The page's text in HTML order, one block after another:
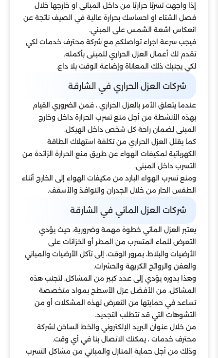
إذا واجهت تسربًا حراريًا من داخل المباني او خارجها خلال
فصل الشتاء او احساسك بحرارة عالية في الصيف ناتجة عن
انعكاس اشعة الشمس على المبني.
فيجب سرعة اجراء تواصلكم مع شركة محترف خدمات لكي
تقدم لك أعمال العزل الحراري للمبنى بأكمله.
لكي يجنبك ذلك المعاناة وإضاعة الوقت بلا داع.
شركات العزل الحراري في الشارقة
عندما يتعلق الأمر بالعزل الحراري ، فمن الضروري القيام
بهذه الأنشطة من أجل منع تسرب الحرارة داخل وخارج
المبنى لضمان راحة كل شخص داخل الهيكل.
كما يقلل العزل الحراري من تكلفة استهلاك الطاقة
الكهربائية لمكيفات الهواء عن طريق منع الحرارة الزائدة من
التسرب داخل المبنى.
ومنع تسرب الهواء البارد من مكيفات الهواء إلى الخارج أثناء
الطقس الحار من خلال الجدران والنوافذ والأسقف.
شركات العزل المائي في الشارقة
يعتبر العزل المائي خطوة مهمة وضرورية، حيث يؤدي
التعرض للماء المتسرب من المطر أو الخزانات على
الأرضيات والبلاط، بمرور الوقت، إلى تآكل الأرضيات والمباني
والعفن والروائح الكريهة والحشرات.
وهذا بدوره يؤدي إلى عدد كبير من المشاكل. لتجنب هذه
المشاكل، من الأفضل عزل الأسطح بمواد متخصصة
تساعد في حمايتها من التعرض لهذه المشكلات أو من
التشوهات التي قد تتطلب التجديد.
من خلال عنوان البريد الإلكتروني والخط الساخن لشركة
محترف خدمات ، يمكنك الاتصال بنا في أي وقت.
وذلك من أجل حماية المنازل والمباني من مشاكل التسرب